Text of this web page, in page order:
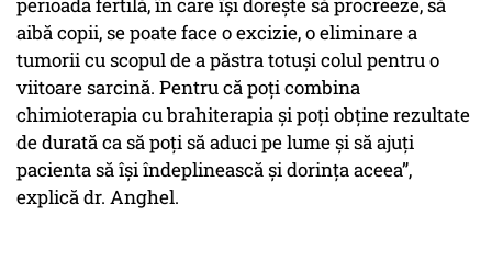
perioada fertilă, în care își dorește să procreeze, să
aibă copii, se poate face o excizie, o eliminare a
tumorii cu scopul de a păstra totuși colul pentru o
viitoare sarcină. Pentru că poți combina
chimioterapia cu brahiterapia și poți obține rezultate
de durată ca să poți să aduci pe lume și să ajuți
pacienta să își îndeplinească și dorința aceea”,
explică dr. Anghel.